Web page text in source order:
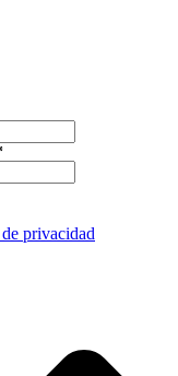
privacidad